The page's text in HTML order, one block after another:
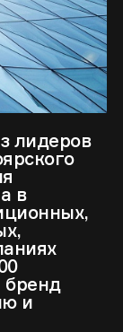
лидеров
в
бренд
и